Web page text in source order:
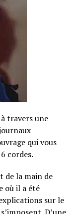
travers une
qui vous
cordes.
de la main de
où il a été
sur le